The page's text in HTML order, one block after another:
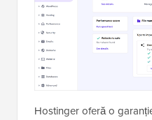
Hostinger oferă o